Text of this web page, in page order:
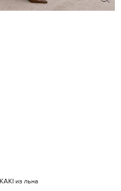
из льна